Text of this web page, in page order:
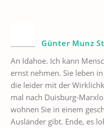
Günter Munz
An Idahoe. Ich kann
ernst nehmen. Sie leben
die leider mit der
mal nach Duisburg-
wohnen Sie in einem
Ausländer gibt. Ende, es